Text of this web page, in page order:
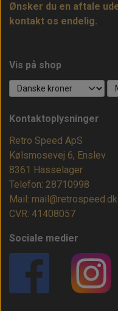
Ønsker du en aftale
kontakt os endelig.
Vis på shop
Kontaktoplysninger
Retro Speed ApS
Kølsmosevej 6, Enslev
8361 Hasselager
Telefon: 28710998
Mail: mail@retrospeed.dk
CVR: 41408057
Sociale medier